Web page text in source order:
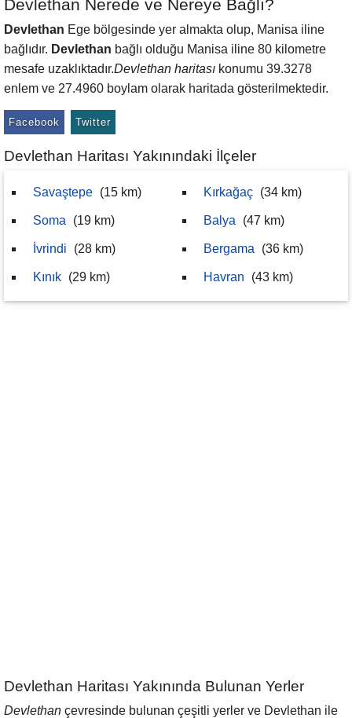
Devlethan Nerede ve Nereye Bağlı?
Devlethan Ege bölgesinde yer almakta olup, Manisa iline
bağlıdır. Devlethan bağlı olduğu Manisa iline 80 kilometre
mesafe uzaklıktadır.Devlethan haritası konumu 39.3278
enlem ve 27.4960 boylam olarak haritada gösterilmektedir.
Facebook Twitter
Devlethan Haritası Yakınındaki İlçeler
Savaştepe (15 km)
Soma (19 km)
İvrindi (28 km)
Kınık (29 km)
Kırkağaç (34 km)
Balya (47 km)
Bergama (36 km)
Havran (43 km)
Devlethan Haritası Yakınında Bulunan Yerler
Devlethan çevresinde bulunan çeşitli yerler ve Devlethan ile